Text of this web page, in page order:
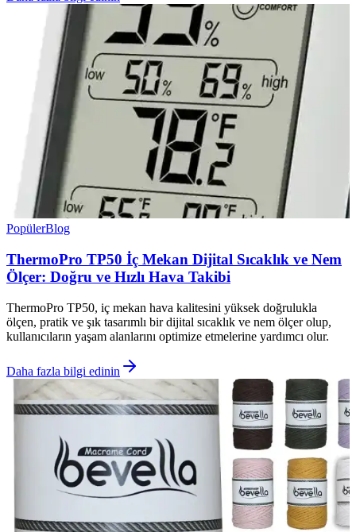
PopülerBlog
ThermoPro TP50 İç Mekan Dijital Sıcaklık ve Nem
Ölçer: Doğru ve Hızlı Hava Takibi
ThermoPro TP50, iç mekan hava kalitesini yüksek doğrulukla
ölçen, pratik ve şık tasarımlı bir dijital sıcaklık ve nem ölçer olup,
kullanıcıların yaşam alanlarını optimize etmelerine yardımcı olur.
Daha fazla bilgi edinin